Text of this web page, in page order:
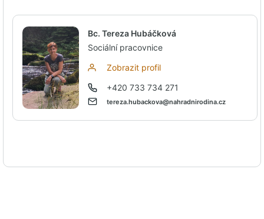
Bc. Tereza Hubáčková
Sociální pracovnice
Zobrazit profil
+420 733 734 271
tereza.hubackova@nahradnirodina.cz